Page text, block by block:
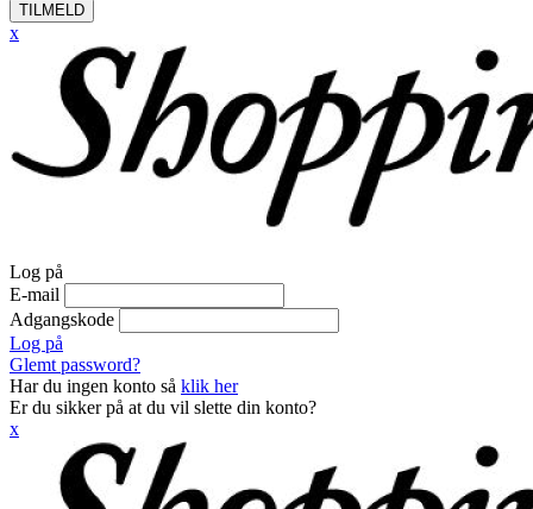
TILMELD
x
Log på
E-mail
Adgangskode
Log på
Glemt password?
Har du ingen konto så klik her
Er du sikker på at du vil slette din konto?
x